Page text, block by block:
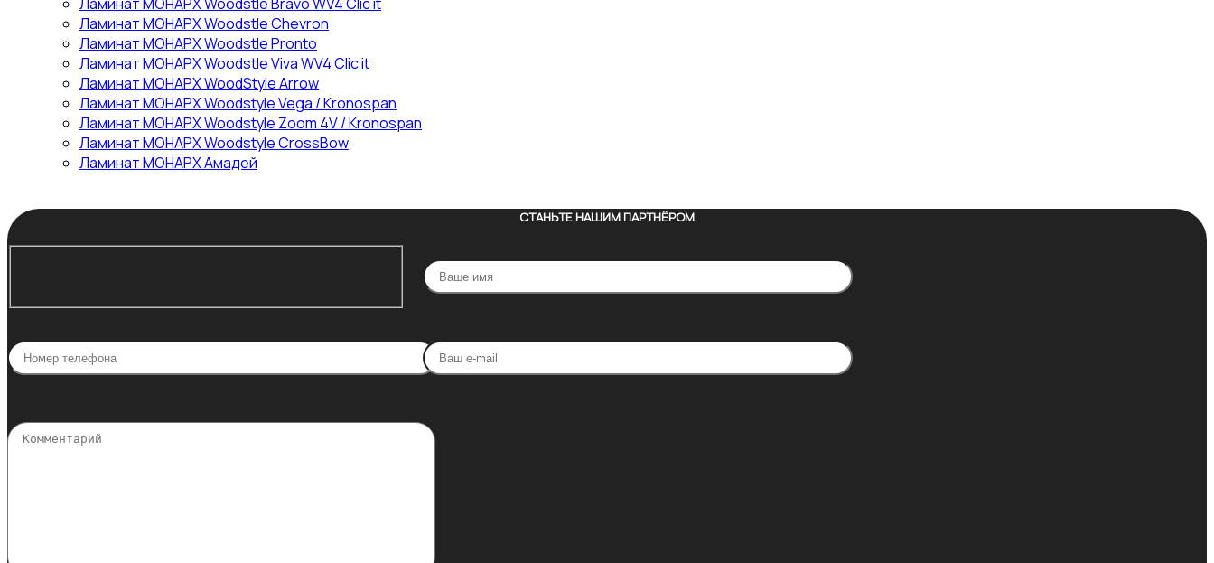
Ламинат МОНАРХ Woodstle Chevron
Ламинат МОНАРХ Woodstle Pronto
Ламинат МОНАРХ Woodstle Viva WV4 Clic it
Ламинат МОНАРХ WoodStyle Arrow
Ламинат МОНАРХ Woodstyle Vega / Kronospan
Ламинат МОНАРХ Woodstyle Zoom 4V / Kronospan
Ламинат МОНАРХ Woodstyle СrossBow
Ламинат МОНАРХ Амадей
СТАНЬТЕ НАШИМ ПАРТНЁРОМ